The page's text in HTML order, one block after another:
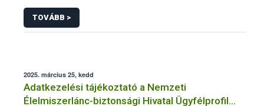
Unióban
TOVÁBB >
2025. március 25, kedd
Adatkezelési tájékoztató a Nemzeti
Élelmiszerlánc-biztonsági Hivatal Ügyfélprofil